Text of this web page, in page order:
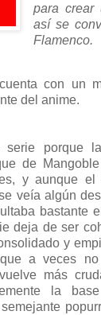
para crear
así se
Flamenco.
con un
del anime.
porque
de
y aunque el
veía algún
bastante
deja de ser
y
a veces
más
la